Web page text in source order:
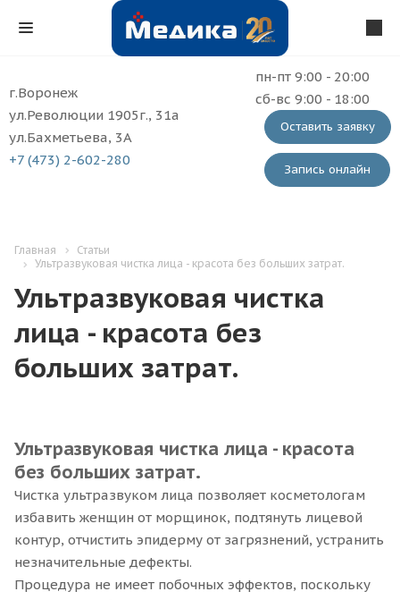
г.Воронеж
ул.Революции 1905г., 31а
ул.Бахметьева, 3А
+7 (473) 2-602-280
пн-пт 9:00 - 20:00
сб-вс 9:00 - 18:00
Оставить заявку
Запись онлайн
Главная
Статьи
Ультразвуковая чистка лица - красота без больших затрат.
Ультразвуковая чистка
лица - красота без
больших затрат.
Ультразвуковая чистка лица - красота
без больших затрат.
Чистка ультразвуком лица позволяет косметологам
избавить женщин от морщинок, подтянуть лицевой
контур, отчистить эпидерму от загрязнений, устранить
незначительные дефекты.
Процедура не имеет побочных эффектов, поскольку